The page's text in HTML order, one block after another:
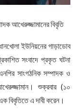
আখেরুজ্জামানের বিবৃতি
ইউনিয়নের গাড়াডোব
সংবাদে প্রকৃত ঘটনা
সাংগঠনিক সম্পাদক ও
শুক্রবার (১০
বিবৃতিতে এ দাবী করেন।